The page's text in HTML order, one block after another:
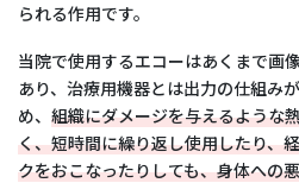
られる作用です。
当院で使用するエコーはあくまで画
あり、治療用機器とは出力の仕組み
め、 組織にダメージを与えるような
く、短時間に繰り返し使用したり、
クをおこなったりしても、身体への